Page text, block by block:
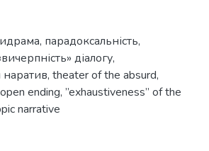
, парадоксальність,
діалогу,
наратив, theater of the absurd,
open ending, ’’exhaustiveness’’ of the
narrative